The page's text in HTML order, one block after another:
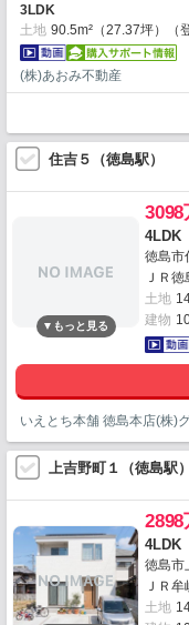
3LDK
土地 90.5m²（27.37坪）（
(株)あおみ不動産
住吉５（徳島駅）
3098
4LDK
徳島市
ＪＲ
土地
建物
いえとち本舗 徳島本店(株)
上吉野町１（徳島駅）
2898
4LDK
徳島市
ＪＲ
土地